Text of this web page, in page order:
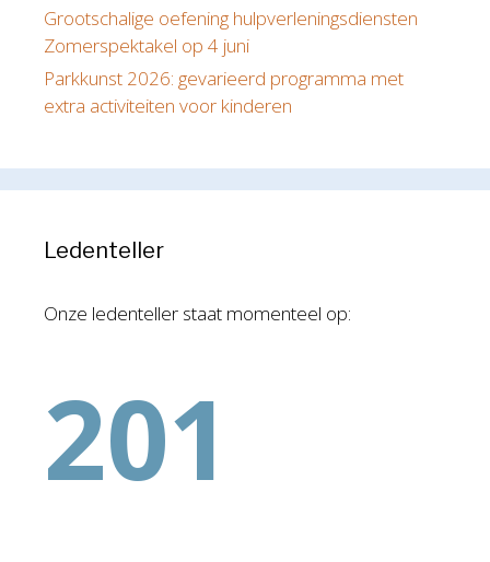
Grootschalige oefening hulpverleningsdiensten
Zomerspektakel op 4 juni
Parkkunst 2026: gevarieerd programma met
extra activiteiten voor kinderen
Ledenteller
Onze ledenteller staat momenteel op:
201